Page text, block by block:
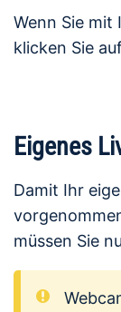
Wenn Sie mit
klicken Sie auf
Eigenes
Damit Ihr
müssen Sie